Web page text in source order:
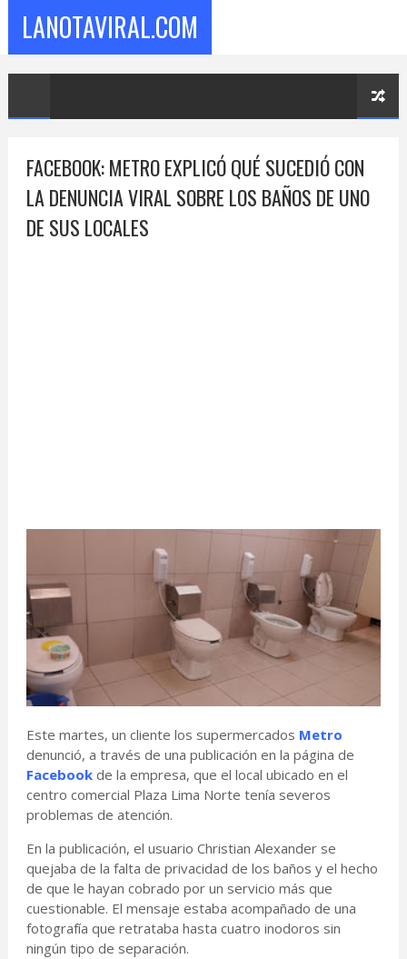
LANOTAVIRAL.COM
FACEBOOK: METRO EXPLICÓ QUÉ SUCEDIÓ CON
LA DENUNCIA VIRAL SOBRE LOS BAÑOS DE UNO
DE SUS LOCALES
Este martes, un cliente los supermercados Metro
denunció, a través de una publicación en la página de
Facebookde la empresa, que el local ubicado en el
centro comercial Plaza Lima Norte tenía severos
problemas de atención.
En la publicación, el usuario Christian Alexander se
quejaba de la falta de privacidad de los baños y el hecho
de que le hayan cobrado por un servicio más que
cuestionable. El mensaje estaba acompañado de una
fotografía que retrataba hasta cuatro inodoros sin
ningún tipo de separación.